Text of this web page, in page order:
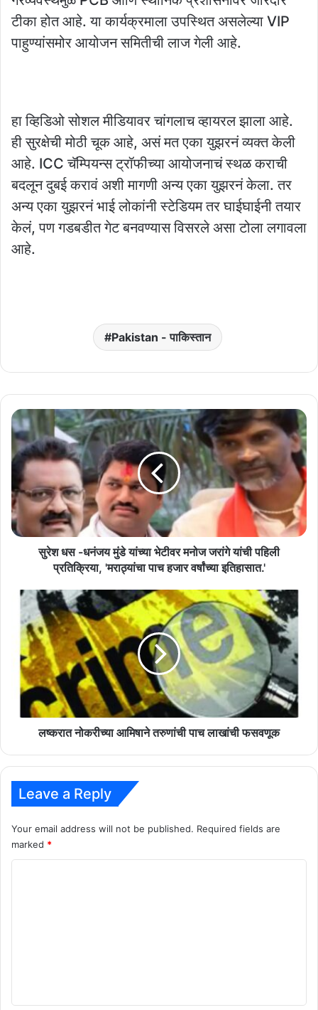
टीका होत आहे. या कार्यक्रमाला उपस्थित असलेल्या VIP
पाहुण्यांसमोर आयोजन समितीची लाज गेली आहे.
हा व्हिडिओ सोशल मीडियावर चांगलाच व्हायरल झाला आहे.
ही सुरक्षेची मोठी चूक आहे, असं मत एका युझरनं व्यक्त केली
आहे. ICC चॅम्पियन्स ट्रॉफीच्या आयोजनाचं स्थळ कराची
बदलून दुबई करावं अशी मागणी अन्य एका युझरनं केला. तर
अन्य एका युझरनं भाई लोकांनी स्टेडियम तर घाईघाईनी तयार
केलं, पण गडबडीत गेट बनवण्यास विसरले असा टोला लगावला
आहे.
Pakistan - पाकिस्तान
सुरेश
धस
-धनंजय
मुंडे
यांच्या
भेटीवर
मनोज
जरांगे
यांची
पाच
हजार
वर्षांच्या
इतिहासात.'
सुरेश धस -धनंजय मुंडे यांच्या भेटीवर मनोज जरांगे यांची पहिली
प्रतिक्रिया, 'मराठ्यांचा पाच हजार वर्षांच्या इतिहासात.'
लष्करात
नोकरीच्या
आमिषाने
तरुणांची
पाच
लाखांची
फसवणूक
लष्करात नोकरीच्या आमिषाने तरुणांची पाच लाखांची फसवणूक
Leave a Reply
Your email address will not be published. Required fields are
marked *